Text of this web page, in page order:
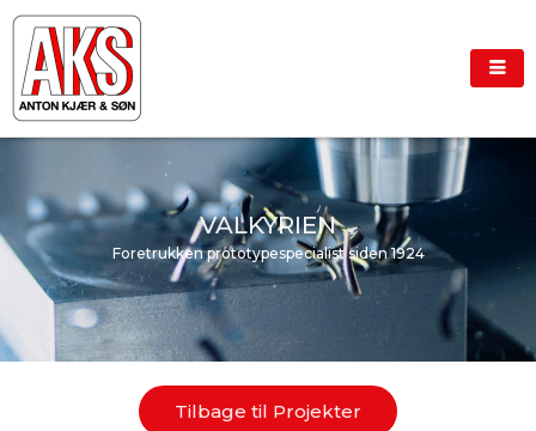
Gå
indholdet
VALKYRIEN
Foretrukken prototypespecialist siden 1924
Tilbage til Projekter